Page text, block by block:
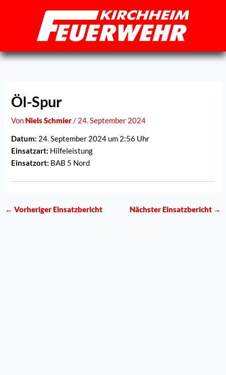
Öl-Spur
VonNiels Schmier/ 24. September 2024
Datum: 24. September 2024 um 2:56 Uhr
Einsatzart: Hilfeleistung
Einsatzort: BAB 5 Nord
← Vorheriger Einsatzbericht Nächster Einsatzbericht →